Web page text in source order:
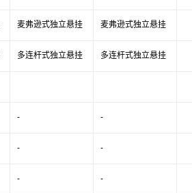
麦弗逊式独立悬挂 麦弗逊式独立悬挂
多连杆式独立悬挂 多连杆式独立悬挂
- -
- -
- -